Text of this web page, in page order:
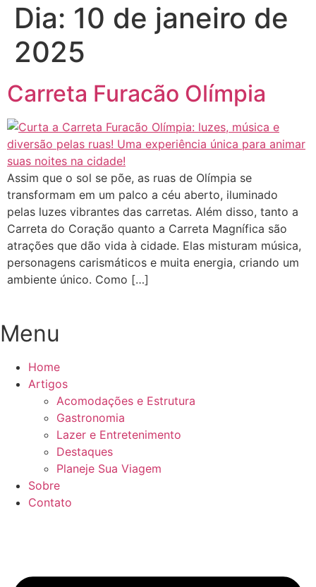
Dia: 10 de janeiro de
2025
Carreta Furacão Olímpia
Assim que o sol se põe, as ruas de Olímpia se
transformam em um palco a céu aberto, iluminado
pelas luzes vibrantes das carretas. Além disso, tanto a
Carreta do Coração quanto a Carreta Magnífica são
atrações que dão vida à cidade. Elas misturam música,
personagens carismáticos e muita energia, criando um
ambiente único. Como […]
Menu
Home
Artigos
Acomodações e Estrutura
Gastronomia
Lazer e Entretenimento
Destaques
Planeje Sua Viagem
Sobre
Contato